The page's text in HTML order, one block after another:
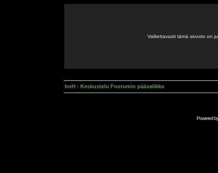
Valitettavasti tämä sivusto on
bnH - Keskustelu Foorumin päävalikko
Powered